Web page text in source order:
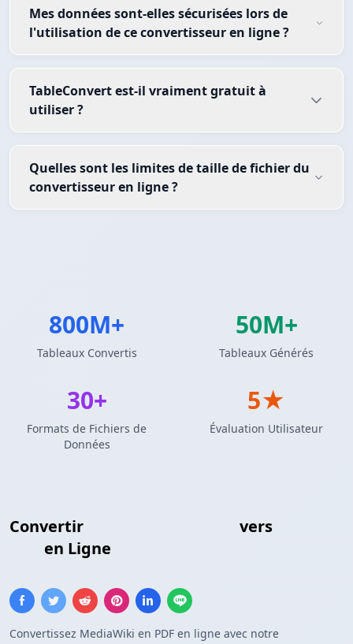
Convertir vers
en Ligne
Convertissez MediaWiki en PDF en ligne avec notre
Mes données sont-elles sécurisées lors de
l'utilisation de ce convertisseur en ligne ?
TableConvert est-il vraiment gratuit à
utiliser ?
Quelles sont les limites de taille de fichier du
convertisseur en ligne ?
800M+
Tableaux Convertis
50M+
Tableaux Générés
30+
Formats de Fichiers de
Données
5★
Évaluation Utilisateur